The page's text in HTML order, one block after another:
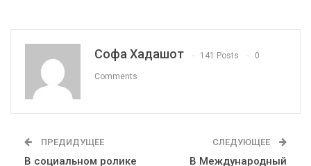
Софа Хадашот 141 Posts 0
Comments
ПРЕДИДУЩЕЕ
В социальном ролике
СЛЕДУЮЩЕЕ
В Международный